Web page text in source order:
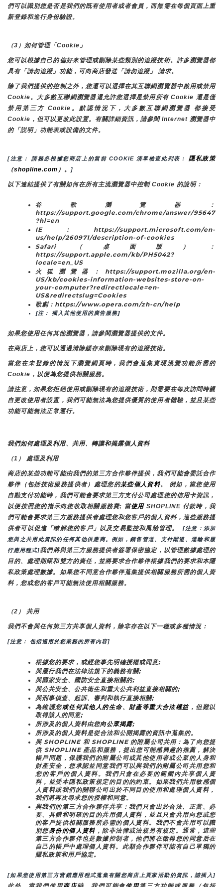
們可以識別您是否是我們的既有使用者或者會員，而無需在每個頁面上重
新登錄和進行身份驗證。
（3）如何管理「Cookie」
您可以根據自己的偏好來管理或刪除某些類別的追蹤技術。許多瀏覽器都
具有「請勿追蹤」功能，可向商店發送「請勿追蹤」 請求。
除了我們提供的控制之外，您還可以選擇在其互聯網瀏覽器中啟用或禁用
Cookie。大多數互聯網瀏覽器還允許您選擇是禁用所有 Cookie 還是僅
禁用第三方 Cookie。默認情況下，大多數互聯網瀏覽器 都接受
Cookie，但可以更改此設置。有關詳細資訊，請參閱 Internet 瀏覽器中
的「説明」功能表或設備的文件。
[注意： 請務必根據您商店上的當前 COOKIE 清單檢查此列表： 隱私政策
（shopline.com）。
]
以下連結提供了有關如何在所有主流瀏覽器中控制 Cookie 的說明：
谷歌瀏覽器：
https://support.google.com/chrome/answer/95647
?hl=en
IE：https://support.microsoft.com/en-
us/help/260971/description-of-cookies
Safari（桌面版）：
https://support.apple.com/kb/PH5042?
locale=en_US
火狐瀏覽器：https://support.mozilla.org/en-
US/kb/cookies-information-websites-store-on-
your-computer?redirectlocale=en-
US&redirectslug=Cookies
歌劇：https://www.opera.com/zh-cn/help
[注： 插入其他使用的廣告服務]
如果您使用任何其他瀏覽器，請參閱瀏覽器提供的文件。
在商店上，您可以通過清除緩存來刪除現有的追蹤技術。
當您在未登錄的情況下瀏覽網頁時，我們會蒐集實現流覽功能所需的
Cookie，以便為您提供相關服務。
請注意，如果您拒絕使用或刪除現有的追蹤技術，則需要在每次訪問時親
自更改使用者設置，我們可能無法為您提供優質的使用者體驗，並且某些
功能可能無法正常運行。
我們如何處理及利用、共用、轉讓和揭露個人資料
（1） 處理及利用
商店的某些功能可能由我們的第三方合作夥伴提供，我們可能會委託合作
夥伴（包括技術服務提供者）處理您的某些個人資料。 例如，當您使用
自動支付功能時，我們可能會要求第三方支付公司處理您的信用卡資訊，
以便按照您的指示向您收取相關服務費; 當使用 SHOPLINE 付款時，我
們可能會要求第三方服務提供者處理您和您客戶的個人資料，這些服務提
供者可以促進「瞭解您的客戶」以及交易監控和風險管理。
[注意：添加
您與之共用此資訊的任何其他供應商。例如，銷售管道、支付閘道、運輸和履
行應用程式]我們將與第三方服務提供者簽署保密協定，以管理數據處理的
目的、處理期限和雙方的責任，並將要求合作夥伴根據我們的要求和本隱
私政策處理數據。如果您不同意合作夥伴蒐集提供相關服務所需的個人資
料，您或您的客戶可能無法使用相關服務。
（2） 共用
我們不會與任何第三方共享個人資料，除非存在以下一種或多種情況：
[注意： 包括適用於您業務的所有內容]
根據您的要求，或經您事先明確授權或同意;
與履行我們在法律法規下的義務有關;
與國家安全、國防安全直接相關的;
與公共安全、公共衛生和重大公共利益直接相關的;
與刑事偵查、起訴、審判和執行直接相關;
為維護您或任何其他人的生命、財產等重大合法權益，但難以
取得該人的同意;
所涉及的個人資料由您向公眾揭露;
所涉及的個人資料是從合法和公開揭露的資訊中蒐集的。
與 SHOPLINE 和 SHOPLINE 的附屬公司共用：為了向您提
供 SHOPLINE 產品和服務，提出您可能感興趣的推薦，解決
帳戶問題，保護我們的附屬公司或其他使用者或公眾的人身和
財產安全，您承認並同意我們可以與我們的附屬公司共用您和
您的客戶的個人資料。我們只會在必要的範圍內共享個人資
料，並受本隱私政策規定的目的的約束。如果我們共用敏感個
人資料或我們的關聯公司出於不同目的使用和處理個人資料，
我們將再次尋求您的授權和同意。
與我們的第三方合作夥伴共享：我們只會出於合法、正當、必
要、具體和明確的目的共用個人資料，並且只會共用向您或您
的客戶提供相關服務所必需的個人資料。我們不會共用可以識
別您身份的個人資料 ，除非法律或法規另有規定。通常，這些
第三方合作夥伴也是數據控制者，他們將在徵得您的同意后在
自己的帳戶中處理個人資料。此類合作夥伴可能有自己單獨的
隱私政策和用戶協定。
[如果您使用第三方营銷應用程式蒐集有關您商店上買家活動的資訊，請插入]